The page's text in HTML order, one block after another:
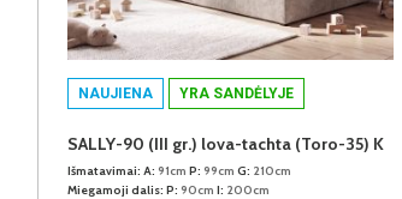
NAUJIENA YRA SANDĖLYJE
SALLY-90 (III gr.) lova-tachta (Toro-35) K
Išmatavimai: A: 91cm P: 99cm G: 210cm
Miegamoji dalis: P: 90cm I: 200cm